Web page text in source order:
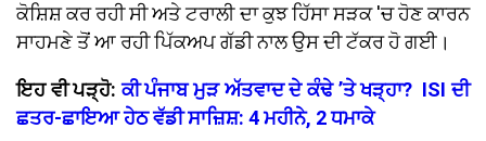
ਕੋਸ਼ਿਸ਼ ਕਰ ਰਹੀ ਸੀ ਅਤੇ ਟਰਾਲੀ ਦਾ ਕੁਝ ਹਿੱਸਾ ਸੜਕ 'ਚ ਹੋਣ ਕਾਰਨ
ਸਾਹਮਣੇ ਤੋਂ ਆ ਰਹੀ ਪਿੱਕਅਪ ਗੱਡੀ ਨਾਲ ਉਸ ਦੀ ਟੱਕਰ ਹੋ ਗਈ।
ਇਹ ਵੀ ਪੜ੍ਹੋ:ਕੀ ਪੰਜਾਬ ਮੁੜ ਅੱਤਵਾਦ ਦੇ ਕੰਢੇ ’ਤੇ ਖੜ੍ਹਾ? ISI ਦੀ
ਛਤਰ-ਛਾਇਆ ਹੇਠ ਵੱਡੀ ਸਾਜ਼ਿਸ਼: 4 ਮਹੀਨੇ, 2 ਧਮਾਕੇ